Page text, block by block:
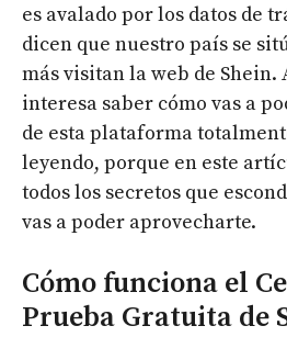
es avalado por los datos de
dicen que nuestro país se
más visitan la web de Shein.
interesa saber cómo vas a
de esta plataforma
leyendo, porque en este
todos los secretos que
vas a poder aprovecharte.
Cómo funciona el
Prueba Gratuita de